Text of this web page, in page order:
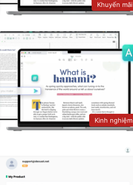
Khuyến mãi
Kinh nghiệm